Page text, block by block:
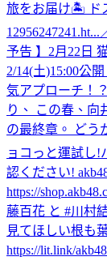
旅をお届け🏝️ ド
12956247241.ht...
予告 】2月22日
2/14(土)15:00公
気アプローチ！
り、 この春、向
の最終章。 どう
ョコっと運試し!
認ください!
https://
藤百花 と #川村
見てほしい根も
https://lit.link/